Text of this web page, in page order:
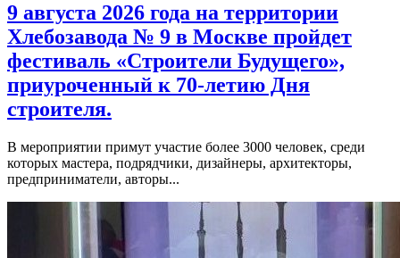
9 августа 2026 года на территории
Хлебозавода № 9 в Москве пройдет
фестиваль «Строители Будущего»,
приуроченный к 70-летию Дня
строителя.
В мероприятии примут участие более 3000 человек, среди
которых мастера, подрядчики, дизайнеры, архитекторы,
предприниматели, авторы...